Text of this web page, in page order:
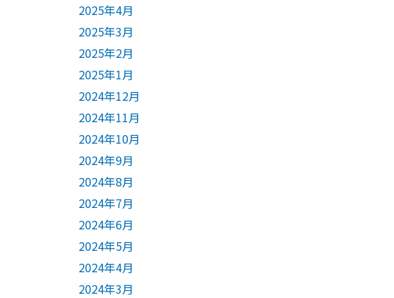
2025年4月
2025年3月
2025年2月
2025年1月
2024年12月
2024年11月
2024年10月
2024年9月
2024年8月
2024年7月
2024年6月
2024年5月
2024年4月
2024年3月